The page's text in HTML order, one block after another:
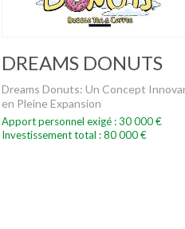
DREAMS DONUTS
Dreams Donuts: Un Concept
en Pleine Expansion
Apport personnel exigé : 30 000 €
Investissement total : 80 000 €